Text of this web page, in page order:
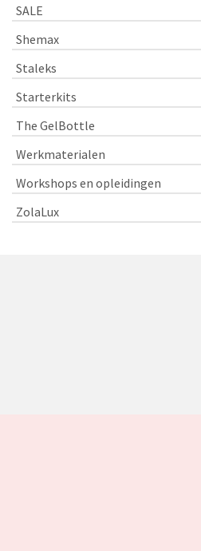
SALE
Shemax
Staleks
Starterkits
The GelBottle
Werkmaterialen
Workshops en opleidingen
ZolaLux